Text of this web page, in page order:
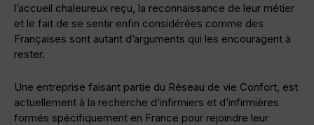
l’accueil chaleureux reçu, la reconnaissance de leur métier
et le fait de se sentir enfin considérées comme des
Françaises sont autant d’arguments qui les encouragent à
rester.
Une entreprise faisant partie du Réseau de vie Confort, est
actuellement à la recherche d’infirmiers et d’infirmières
formés spécifiquement en France pour rejoindre leur